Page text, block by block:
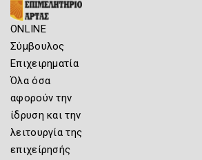
ONLINE
Σύμβουλος
Επιχειρηματία
Όλα όσα
αφορούν την
ίδρυση και την
λειτουργία της
επιχείρησής